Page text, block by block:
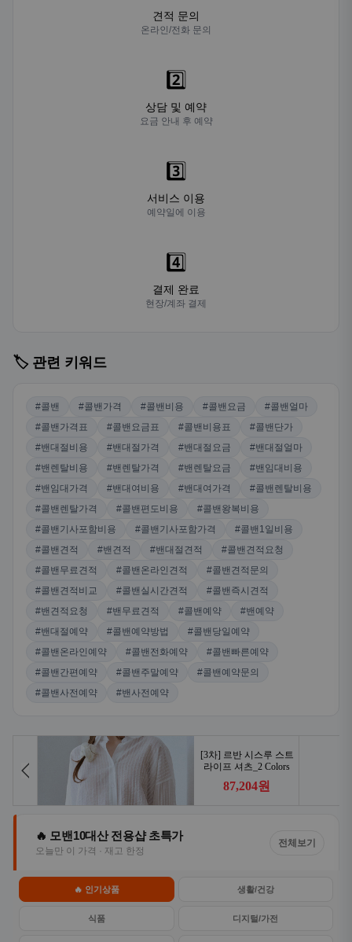
견적 문의
온라인/전화 문의
2️⃣
상담 및 예약
요금 안내 후 예약
3️⃣
서비스 이용
예약일에 이용
4️⃣
결제 완료
현장/계좌 결제
🏷️ 관련 키워드
#콜밴 #콜밴가격 #콜밴비용 #콜밴요금
#콜밴얼마
#콜밴가격표
#콜밴요금표 #콜밴비용표
#콜밴단가
#밴대절비용
#밴대절가격 #밴대절요금
#밴대절얼마
#밴렌탈비용
#밴렌탈가격 #밴렌탈요금
#밴임대비용
#밴임대가격
#밴대여비용 #밴대여가격
#콜밴렌탈비용
#콜밴렌탈가격
#콜밴편도비용
#콜밴왕복비용
#콜밴기사포함비용
#콜밴기사포함가격
#콜밴1일비용
#콜밴견적
#밴견적 #밴대절견적
#콜밴견적요청
#콜밴무료견적
#콜밴온라인견적
#콜밴견적문의
#콜밴견적비교
#콜밴실시간견적
#콜밴즉시견적
#밴견적요청
#밴무료견적 #콜밴예약
#밴예약
#밴대절예약
#콜밴예약방법
#콜밴당일예약
#콜밴온라인예약
#콜밴전화예약
#콜밴빠른예약
#콜밴간편예약
#콜밴주말예약
#콜밴예약문의
#콜밴사전예약
#밴사전예약
🔥 모밴10대산 전용샵 초특가
오늘만 이 가격 · 재고 한정
전체보기
🔥 인기상품 생활/건강
식품 디지털/가전